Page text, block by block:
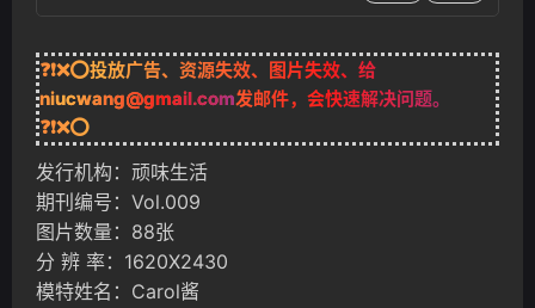
❓❗❌⭕投放广告、资源失效、图片失效、给
niucwang@gmail.com发邮件，会快速解决问题。
❓❗❌⭕
发行机构：顽味生活
期刊编号：Vol.009
图片数量：88张
分 辨 率：1620X2430
模特姓名：Carol酱